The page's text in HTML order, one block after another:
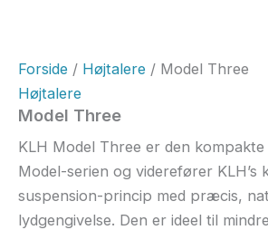
Forside / Højtalere / Model Three
Højtalere
Model Three
KLH Model Three er den
Model-serien og viderefører KLH’s
suspension-princip med præcis,
lydgengivelse. Den er ideel til